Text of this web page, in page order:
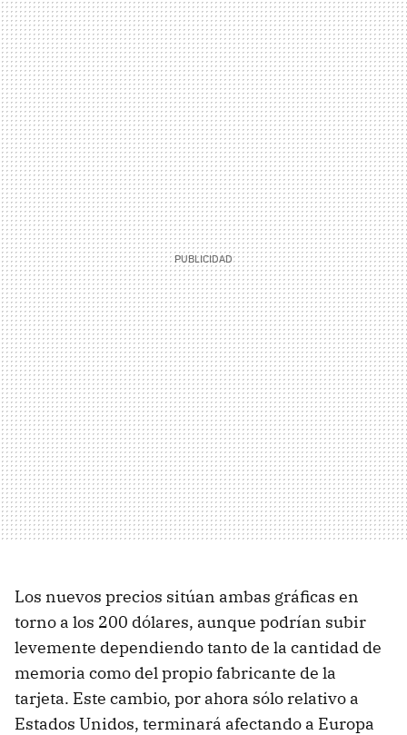
Los nuevos precios sitúan ambas gráficas en
torno a los 200 dólares, aunque podrían subir
levemente dependiendo tanto de la cantidad de
memoria como del propio fabricante de la
tarjeta. Este cambio, por ahora sólo relativo a
Estados Unidos, terminará afectando a Europa